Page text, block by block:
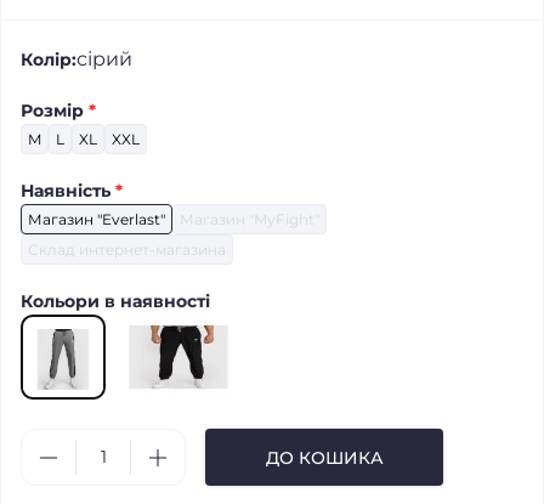
Колір:сірий
Розмір *
M L XL XXL
Наявність *
Магазин "Everlast"
Магазин "MyFight"
Склад интернет-магазина
Кольори в наявності
ДО КОШИКА